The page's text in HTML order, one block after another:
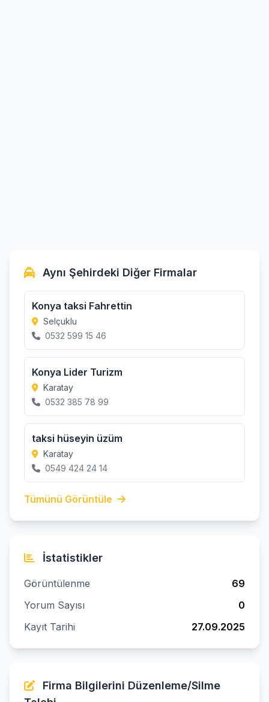
Aynı Şehirdeki Diğer Firmalar
Konya taksi Fahrettin
Selçuklu
0532 599 15 46
Konya Lider Turizm
Karatay
0532 385 78 99
taksi hüseyin üzüm
Karatay
0549 424 24 14
Tümünü Görüntüle
İstatistikler
Görüntülenme
69
Yorum Sayısı
0
Kayıt Tarihi
27.09.2025
Firma Bilgilerini Düzenleme/Silme